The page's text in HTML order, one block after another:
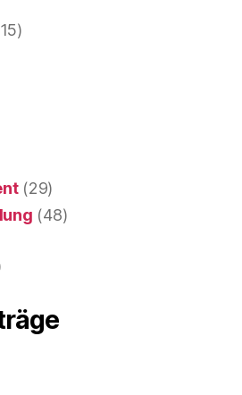
(29)
(48)